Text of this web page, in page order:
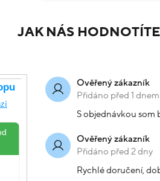
JAK NÁS
Ověřený zákazník
Přidáno před 1 dnem
S objednávkou som
Ověřený zákazník
Přidáno před 2 dny
Rychlé doručení,